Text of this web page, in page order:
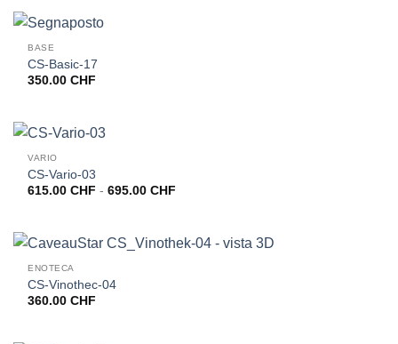
BASE
CS-Basic-17
350.00CHF
VARIO
CS-Vario-03
615.00CHF - 695.00CHF
615.00 CHF
a
ENOTECA
CS-Vinothec-04
360.00CHF